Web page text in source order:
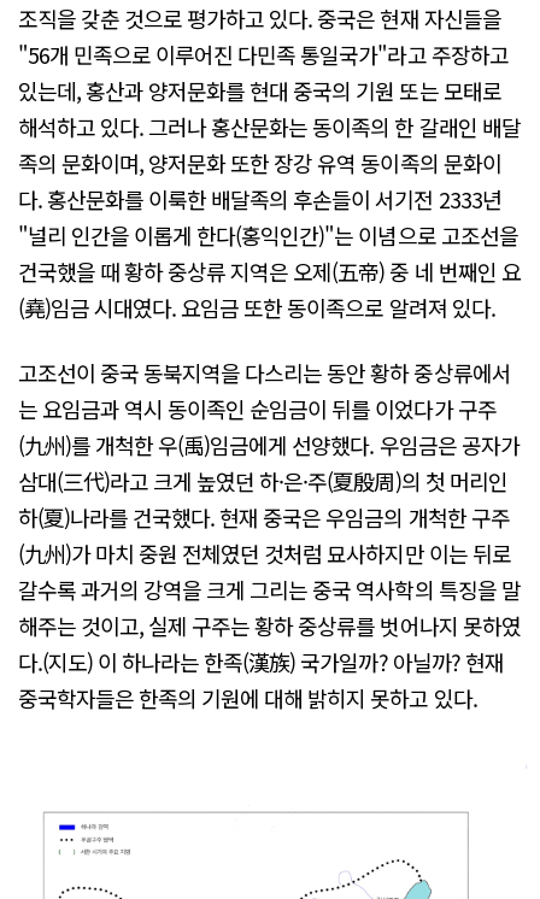
조직을 갖춘 것으로 평가하고 있다. 중국은 현재 자신들을
"56개 민족으로 이루어진 다민족 통일국가"라고 주장하고
있는데, 홍산과 양저문화를 현대 중국의 기원 또는 모태로
해석하고 있다. 그러나 홍산문화는 동이족의 한 갈래인 배달
족의 문화이며, 양저문화 또한 장강 유역 동이족의 문화이
다. 홍산문화를 이룩한 배달족의 후손들이 서기전 2333년
"널리 인간을 이롭게 한다(홍익인간)"는 이념으로 고조선을
건국했을 때 황하 중상류 지역은 오제(五帝) 중 네 번째인 요
(堯)임금 시대였다. 요임금 또한 동이족으로 알려져 있다.
고조선이 중국 동북지역을 다스리는 동안 황하 중상류에서
는 요임금과 역시 동이족인 순임금이 뒤를 이었다가 구주
(九州)를 개척한 우(禹)임금에게 선양했다. 우임금은 공자가
삼대(三代)라고 크게 높였던 하·은·주(夏殷周)의 첫 머리인
하(夏)나라를 건국했다. 현재 중국은 우임금의 개척한 구주
(九州)가 마치 중원 전체였던 것처럼 묘사하지만 이는 뒤로
갈수록 과거의 강역을 크게 그리는 중국 역사학의 특징을 말
해주는 것이고, 실제 구주는 황하 중상류를 벗어나지 못하였
다.(지도) 이 하나라는 한족(漢族) 국가일까? 아닐까? 현재
중국학자들은 한족의 기원에 대해 밝히지 못하고 있다.